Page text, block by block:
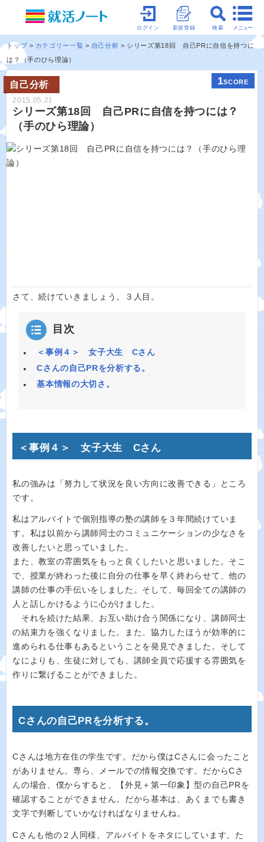
メニュー
検索
新規登録
ログイン
トップ カテゴリー一覧 自己分析
シリーズ第18回 自己PRに自信を持つに
は？（手のひら理論）
自己分析 1SCORE
2015.05.21
シリーズ第18回 自己PRに自信を持つには？
（手のひら理論）
さて、続けていきましょう。３人目。
目次
＜事例４＞ 女子大生 Cさん
Cさんの自己PRを分析する。
基本情報の大切さ。
＜事例４＞ 女子大生 Cさん
私の強みは「努力して状況を良い方向に改善できる」ところ
です。
私はアルバイトで個別指導の塾の講師を３年間続けていま
す。私は以前から講師同士のコミュニケーションの少なさを
改善したいと思っていました。
また、教室の雰囲気をもっと良くしたいと思いました。そこ
で、授業が終わった後に自分の仕事を早く終わらせて、他の
講師の仕事の手伝いをしました。そして、毎回全ての講師の
人と話しかけるように心がけました。
それを続けた結果、お互い助け合う関係になり、講師同士
の結束力を強くなりました。また、協力したほうが効率的に
進められる仕事もあるということを発見できました。そして
なによりも、生徒に対しても、講師全員で応援する雰囲気を
作りに繋げることができました。
Cさんの自己PRを分析する。
Cさんは地方在住の学生です。だから僕はCさんに会ったこと
がありません。専ら、メールでの情報交換です。だからCさ
んの場合、僕からすると、【外見＋第一印象】型の自己PRを
確認することができません。だから基本は、あくまでも書き
文字で判断していかなければなりませんね。
Cさんも他の２人同様、アルバイトをネタにしています。た